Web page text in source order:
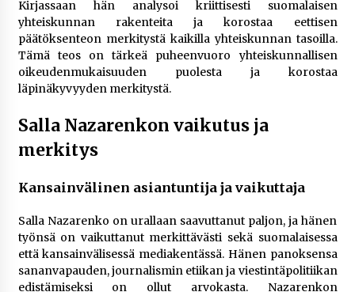
Kirjassaan hän analysoi kriittisesti suomalaisen
yhteiskunnan rakenteita ja korostaa eettisen
päätöksenteon merkitystä kaikilla yhteiskunnan tasoilla.
Tämä teos on tärkeä puheenvuoro yhteiskunnallisen
oikeudenmukaisuuden puolesta ja korostaa
läpinäkyvyyden merkitystä​.
Salla Nazarenkon vaikutus ja
merkitys
Kansainvälinen asiantuntija ja vaikuttaja
Salla Nazarenko on urallaan saavuttanut paljon, ja hänen
työnsä on vaikuttanut merkittävästi sekä suomalaisessa
että kansainvälisessä mediakentässä. Hänen panoksensa
sananvapauden, journalismin etiikan ja viestintäpolitiikan
edistämiseksi on ollut arvokasta. Nazarenkon